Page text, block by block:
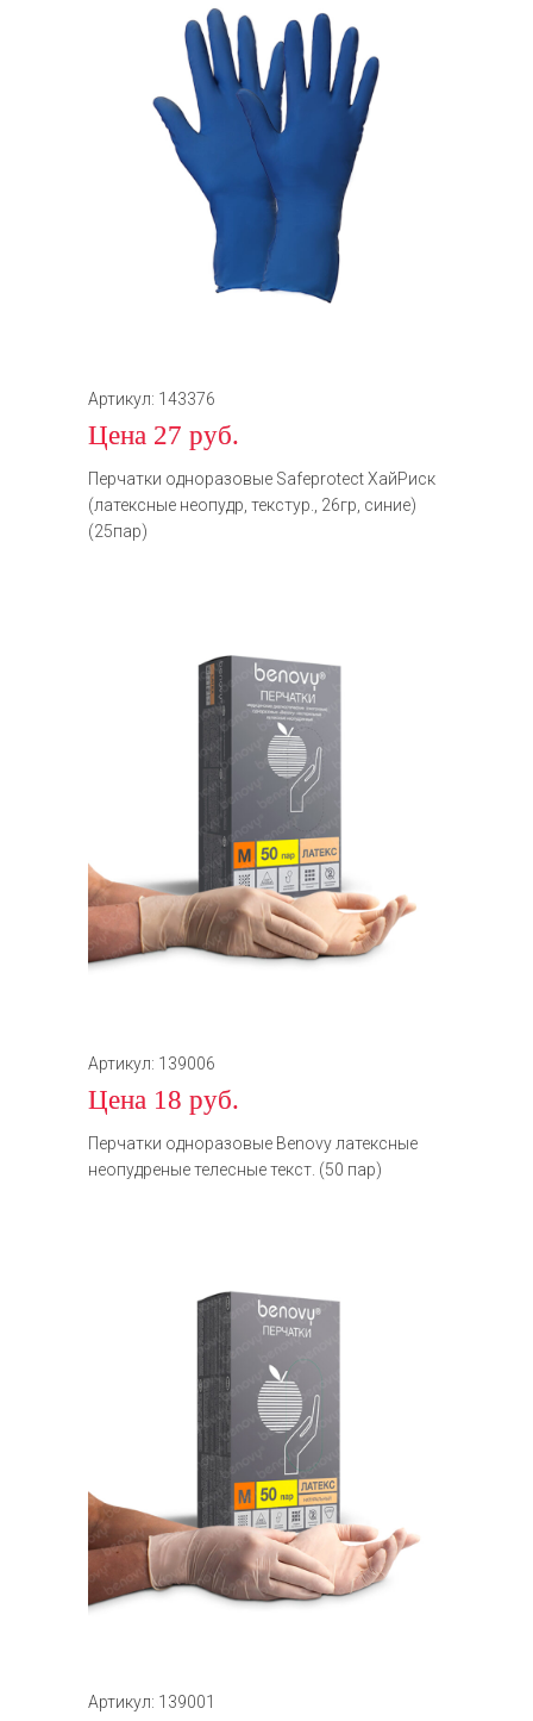
Артикул: 143376
Цена 27 руб.
Перчатки одноразовые Safeprotect ХайРиск
(латексные неопудр, текстур., 26гр, синие)
(25пар)
Артикул: 139006
Цена 18 руб.
Перчатки одноразовые Benovy латексные
неопудреные телесные текст. (50 пар)
Артикул: 139001